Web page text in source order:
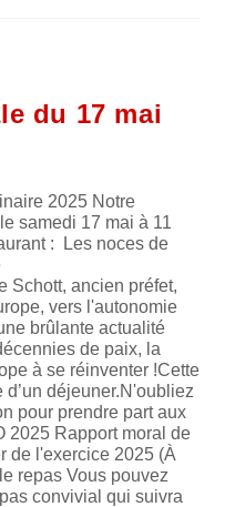
du 17 mai
2025 Notre
samedi 17 mai à 11
: Les noces de
Schott, ancien préfet,
vers l'autonomie
brûlante actualité
de paix, la
à se réinventer !Cette
déjeuner.N'oubliez
pour prendre part aux
2025 Rapport moral de
de l'exercice 2025 (À
repas Vous pouvez
convivial qui suivra